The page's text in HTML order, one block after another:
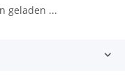
geladen ...